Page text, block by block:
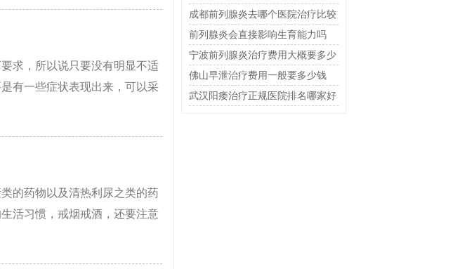
求，所以说只要没有明显不适
有一些症状表现出来，可以采
的药物以及清热利尿之类的药
活习惯，戒烟戒酒，还要注意
恢复
成都前列腺炎去哪个医院治疗比较
好
前列腺炎会直接影响生育能力吗
宁波前列腺炎治疗费用大概要多少
钱
佛山早泄治疗费用一般要多少钱
武汉阳痿治疗正规医院排名哪家好